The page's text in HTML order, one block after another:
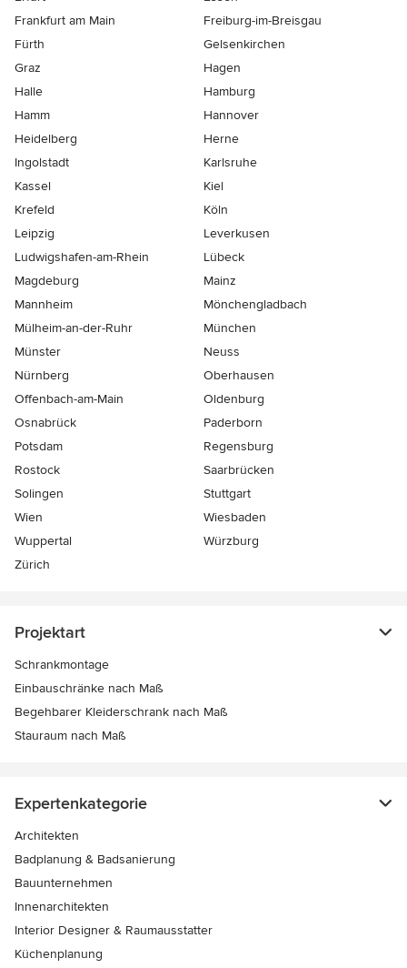
Frankfurt am Main
Freiburg-im-Breisgau
Fürth
Gelsenkirchen
Graz
Hagen
Halle
Hamburg
Hamm
Hannover
Heidelberg
Herne
Ingolstadt
Karlsruhe
Kassel
Kiel
Krefeld
Köln
Leipzig
Leverkusen
Ludwigshafen-am-Rhein
Lübeck
Magdeburg
Mainz
Mannheim
Mönchen­gladbach
Mülheim-an-der-Ruhr
München
Münster
Neuss
Nürnberg
Oberhausen
Offenbach-am-Main
Oldenburg
Osnabrück
Paderborn
Potsdam
Regensburg
Rostock
Saarbrücken
Solingen
Stuttgart
Wien
Wiesbaden
Wuppertal
Würzburg
Zürich
Projektart
Schrankmontage
Einbauschränke nach Maß
Begehbarer Kleiderschrank nach Maß
Stauraum nach Maß
Expertenkategorie
Architekten
Badplanung & Badsanierung
Bauunternehmen
Innenarchitekten
Interior Designer & Raumausstatter
Küchenplanung